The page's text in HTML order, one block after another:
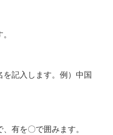
を記入します。例）中国
有を〇で囲みます。